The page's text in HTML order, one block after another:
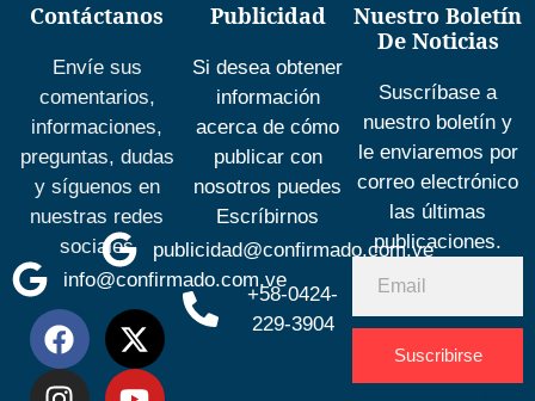
Contáctanos
Envíe sus
comentarios,
informaciones,
preguntas, dudas
y síguenos en
nuestras redes
sociales
info@confirmado.com.ve
Publicidad
Si desea obtener
información
acerca de cómo
publicar con
nosotros puedes
Escríbirnos
publicidad@confirmado.com.ve
+58-0424-
229-3904
Nuestro Boletín
De Noticias
Suscríbase a
nuestro boletín y
le enviaremos por
correo electrónico
las últimas
publicaciones.
Suscribirse